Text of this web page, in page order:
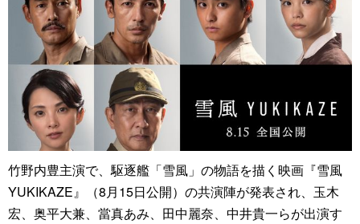
竹野内豊主演で、駆逐艦「雪風」の物語を描く映画『雪風
YUKIKAZE』（8月15日公開）の共演陣が発表され、玉木
宏、奥平大兼、當真あみ、田中麗奈、中井貴一らが出演す